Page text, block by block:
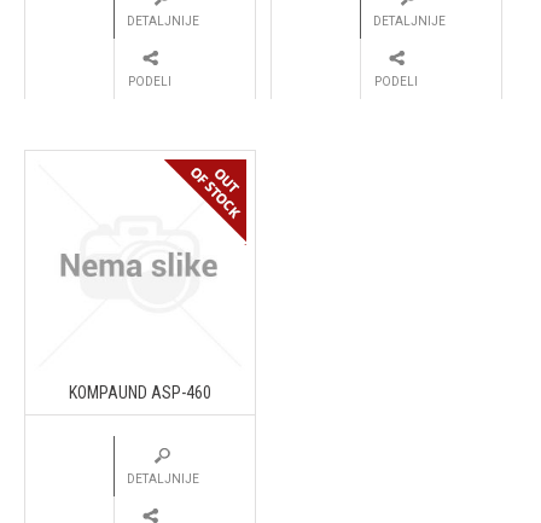
DETALJNIJE
PODELI
DETALJNIJE
PODELI
KOMPAUND ASP-460
DETALJNIJE